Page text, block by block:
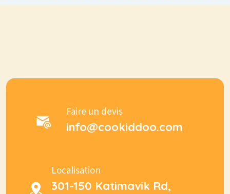
Faire un devis
info@cookiddoo.com
Localisation
301-150 Katimavik Rd,